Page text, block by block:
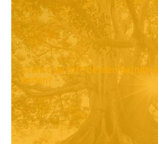
Stehst du mit beiden Beinen
Boden?